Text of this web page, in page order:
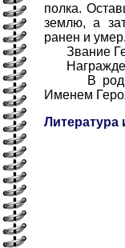
полка.
землю, а
ранен и умер.
Звание
В родном
Именем
Литература